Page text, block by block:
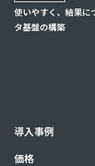
使いやすく、結果に
タ基盤の構築
導入事例
価格